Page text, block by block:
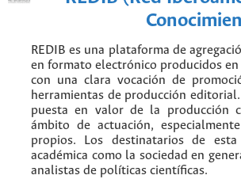
REDIB es una plataforma de
en formato electrónico producidos
con una clara vocación de
herramientas de producción
puesta en valor de la producción
ámbito de actuación,
propios. Los destinatarios de
académica como la sociedad en
analistas de políticas científicas.